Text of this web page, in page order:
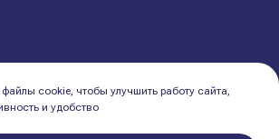
cookie, чтобы улучшить работу сайта,
и удобство